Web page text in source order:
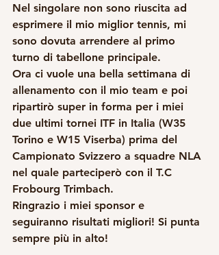
Nel singolare non sono riuscita ad
esprimere il mio miglior tennis, mi
sono dovuta arrendere al primo
turno di tabellone principale.
Ora ci vuole una bella settimana di
allenamento con il mio team e poi
ripartirò super in forma per i miei
due ultimi tornei ITF in Italia (W35
Torino e W15 Viserba) prima del
Campionato Svizzero a squadre NLA
nel quale parteciperò con il T.C
Frobourg Trimbach.
Ringrazio i miei sponsor e
seguiranno risultati migliori! Si punta
sempre più in alto!